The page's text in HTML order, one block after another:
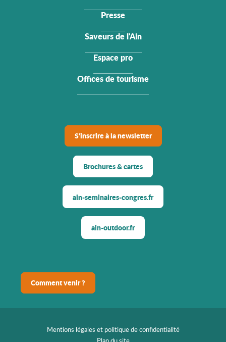
Presse
Saveurs de l'Ain
Espace pro
Offices de tourisme
S'inscrire à la newsletter
Brochures & cartes
ain-seminaires-congres.fr
ain-outdoor.fr
Comment venir ?
Mentions légales et politique de confidentialité